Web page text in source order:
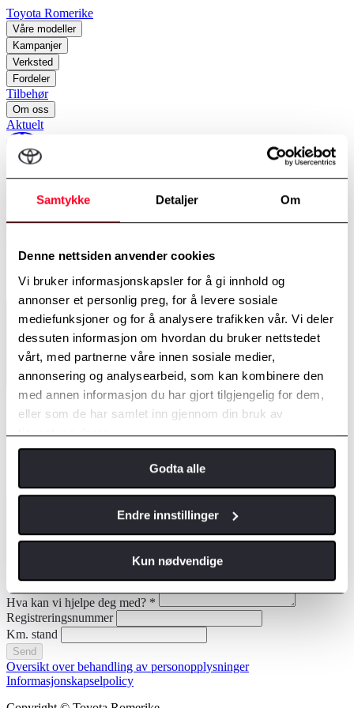
Samtykke Detaljer Om
Denne nettsiden anvender cookies
Vi bruker informasjonskapsler for å gi innhold og
annonser et personlig preg, for å levere sosiale
mediefunksjoner og for å analysere trafikken vår. Vi deler
dessuten informasjon om hvordan du bruker nettstedet
vårt, med partnerne våre innen sosiale medier,
annonsering og analysearbeid, som kan kombinere den
med annen informasjon du har gjort tilgjengelig for dem,
eller som de har samlet inn gjennom din bruk av
tjenestene deres.
Godta alle
Endre innstillinger
Kun nødvendige
Toyota Romerike
Våre modeller
Kampanjer
Verksted
Fordeler
Tilbehør
Om oss
Aktuelt
perm_identity
Min Toyota
Bestill verkstedtime
Avdelinger* Velg avdeling
Fornavn
Etternavn
Kontakt meg via
E-postadresse
Jeg ønsker time til
Hva kan vi hjelpe deg med? *
Registreringsnummer
Km. stand
Send
Oversikt over behandling av personopplysninger
Informasjonskapselpolicy